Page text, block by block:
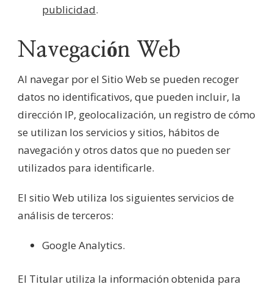
publicidad.
Navegación Web
Al navegar por el Sitio Web se pueden recoger
datos no identificativos, que pueden incluir, la
dirección IP, geolocalización, un registro de cómo
se utilizan los servicios y sitios, hábitos de
navegación y otros datos que no pueden ser
utilizados para identificarle.
El sitio Web utiliza los siguientes servicios de
análisis de terceros:
Google Analytics.
El Titular utiliza la información obtenida para